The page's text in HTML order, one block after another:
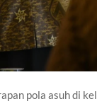
pola asuh di